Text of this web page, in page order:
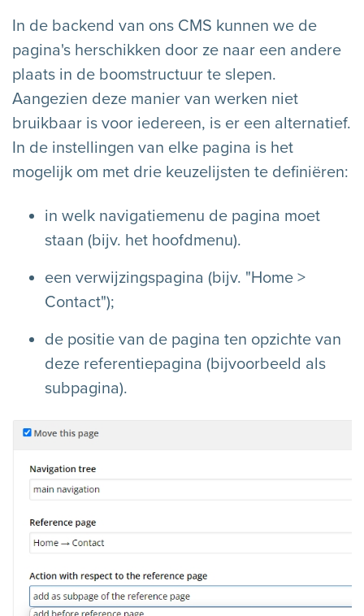
In de backend van ons CMS kunnen we de
pagina's herschikken door ze naar een andere
plaats in de boomstructuur te slepen.
Aangezien deze manier van werken niet
bruikbaar is voor iedereen, is er een alternatief.
In de instellingen van elke pagina is het
mogelijk om met drie keuzelijsten te definiëren:
in welk navigatiemenu de pagina moet
staan (bijv. het hoofdmenu).
een verwijzingspagina (bijv. "Home >
Contact");
de positie van de pagina ten opzichte van
deze referentiepagina (bijvoorbeeld als
subpagina).